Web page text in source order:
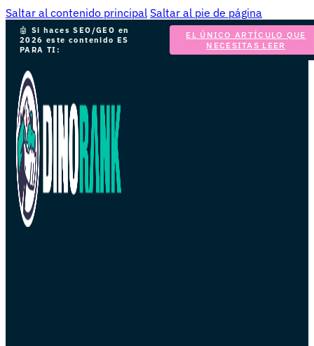
Saltar al contenido principal Saltar al pie de página
🤖 Si haces SEO/GEO en
2026 este contenido ES
PARA TI:
EL ÚNICO ARTÍCULO QUE
NECESITAS LEER